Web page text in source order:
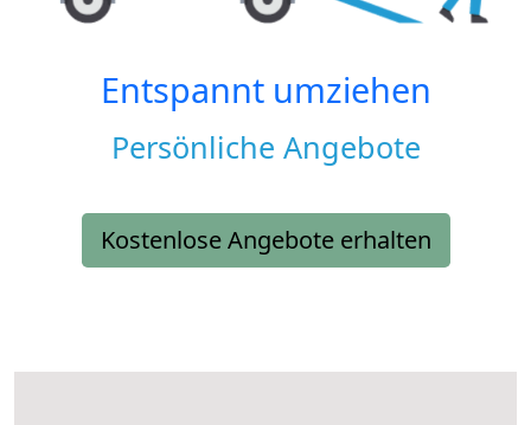
Entspannt umziehen
Persönliche Angebote
Kostenlose Angebote erhalten